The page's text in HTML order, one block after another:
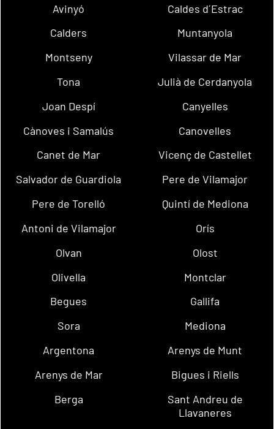
Avinyó
Caldes d´Estrac
Calders
Muntanyola
Montseny
Vilassar de Mar
Tona
Julià de Cerdanyola
Joan Despí
Canyelles
Cànoves i Samalús
Canovelles
Canet de Mar
Vicenç de Castellet
Salvador de Guardiola
Pere de Vilamajor
Pere de Torelló
Quintí de Mediona
Antoni de Vilamajor
Orís
Olvan
Olost
Olivella
Montclar
Begues
Gallifa
Sora
Mediona
Argentona
Arenys de Munt
Arenys de Mar
Bigues i Riells
Berga
Sant Andreu de
Llavaneres